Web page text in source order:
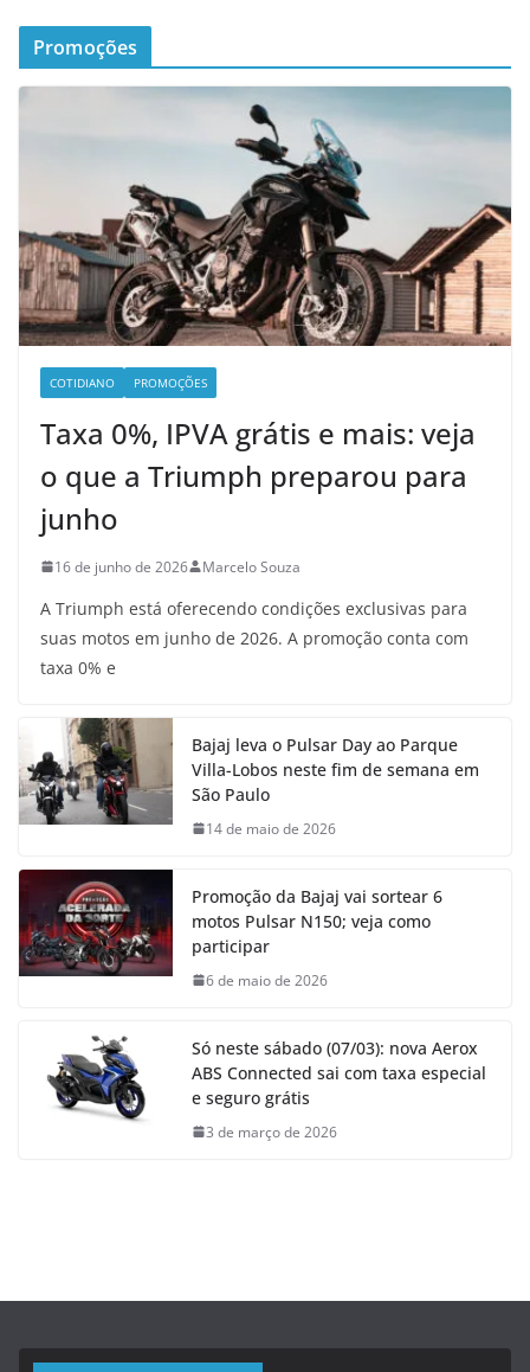
Promoções
COTIDIANO PROMOÇÕES
Taxa 0%, IPVA grátis e mais: veja
o que a Triumph preparou para
junho
16 de junho de 2026 Marcelo Souza
A Triumph está oferecendo condições exclusivas para
suas motos em junho de 2026. A promoção conta com
taxa 0% e
Bajaj leva o Pulsar Day ao Parque
Villa-Lobos neste fim de semana em
São Paulo
14 de maio de 2026
Promoção da Bajaj vai sortear 6
motos Pulsar N150; veja como
participar
6 de maio de 2026
Só neste sábado (07/03): nova Aerox
ABS Connected sai com taxa especial
e seguro grátis
3 de março de 2026